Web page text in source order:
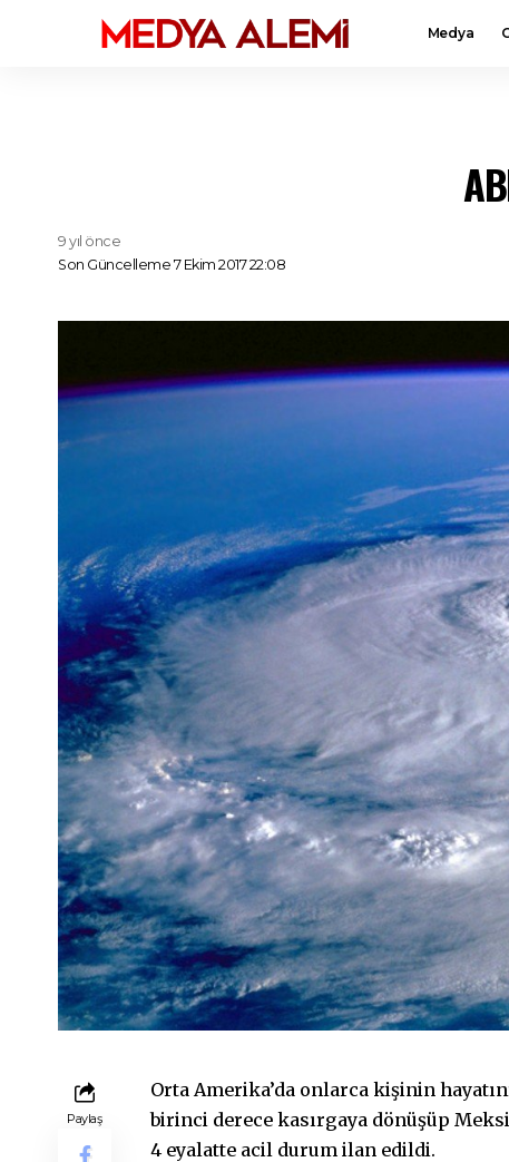
Medya
Son Güncelleme 7 Ekim 2017 22:08
9 yıl önce
Paylaş
Orta Amerika’da onlarca kişinin
birinci derece kasırgaya dönüşüp
4 eyalatte acil durum ilan edildi.